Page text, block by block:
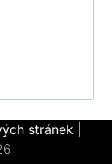
stránek